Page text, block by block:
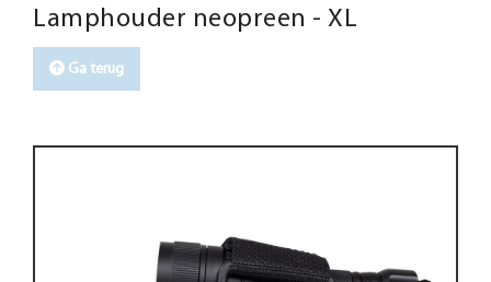
Lamphouder neopreen - XL
Ga terug